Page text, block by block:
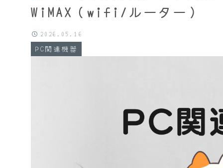
WiMAX（wifi/ルーター）
PC関連機器
2026.05.16